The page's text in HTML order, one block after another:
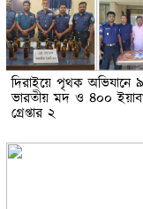
দিরাইয়ে পৃথক অভিযানে
ভারতীয় মদ ও ৪০০
গ্রেপ্তার ২